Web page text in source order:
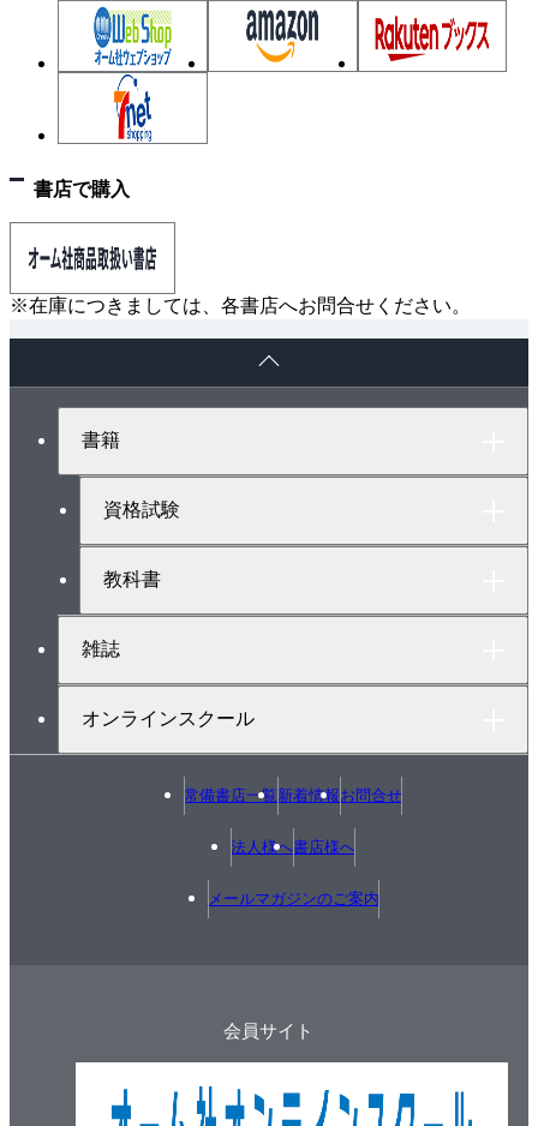
出し後保存レジスタ
7 最適化
覗き穴最適化／定数計算のコンパイル時実行／定数変
数／変数のレジスタへの割当て／変数の生死解析と制
書店で購入
※在庫につきましては、各書店へお問合せください。
書籍
資格試験
教科書
雑誌
オンラインスクール
常備書店一覧新着情報お問合せ
法人様へ書店様へ
メールマガジンのご案内
会員サイト